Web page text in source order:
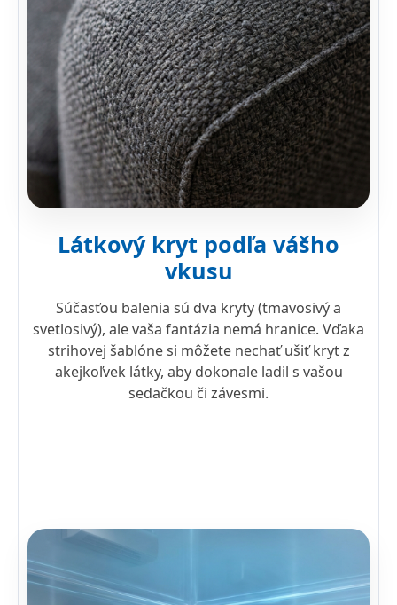
Látkový kryt podľa vášho
vkusu
Súčasťou balenia sú dva kryty (tmavosivý a
svetlosivý), ale vaša fantázia nemá hranice. Vďaka
strihovej šablóne si môžete nechať ušiť kryt z
akejkoľvek látky, aby dokonale ladil s vašou
sedačkou či závesmi.